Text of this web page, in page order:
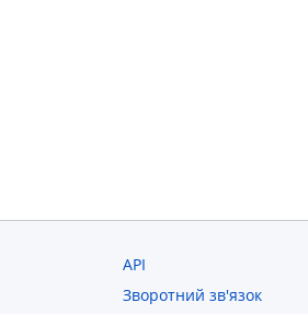
API
Зворотний зв'язок